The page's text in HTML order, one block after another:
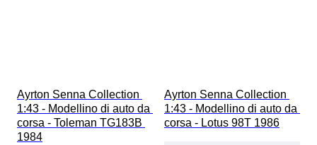
Ayrton Senna Collection
1:43 - Modellino di auto da
corsa - Toleman TG183B
1984
Ayrton Senna Collection
1:43 - Modellino di auto da
corsa - Lotus 98T 1986